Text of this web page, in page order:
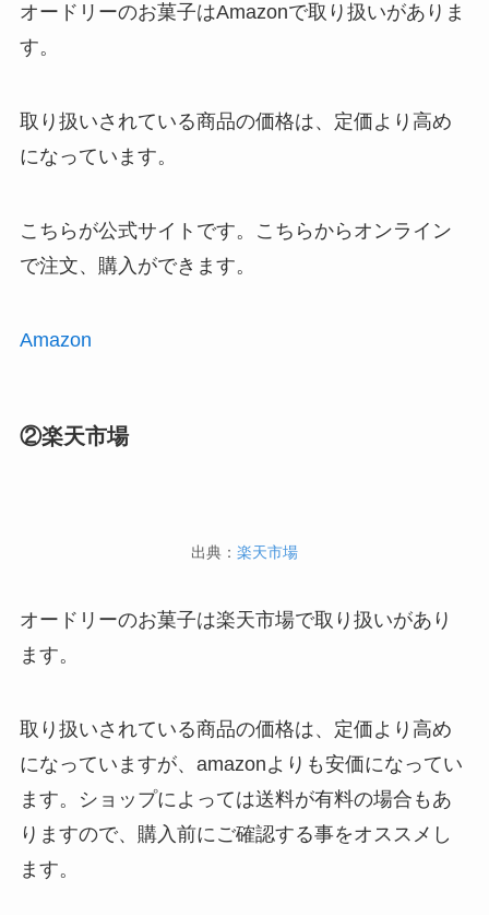
オードリーのお菓子はAmazonで取り扱いがありま
す。
取り扱いされている商品の価格は、定価より高め
になっています。
こちらが公式サイトです。こちらからオンライン
で注文、購入ができます。
Amazon
②楽天市場
出典： 楽天市場
オードリーのお菓子は楽天市場で取り扱いがあり
ます。
取り扱いされている商品の価格は、定価より高め
になっていますが、amazonよりも安価になってい
ます。ショップによっては送料が有料の場合もあ
りますので、購入前にご確認する事をオススメし
ます。